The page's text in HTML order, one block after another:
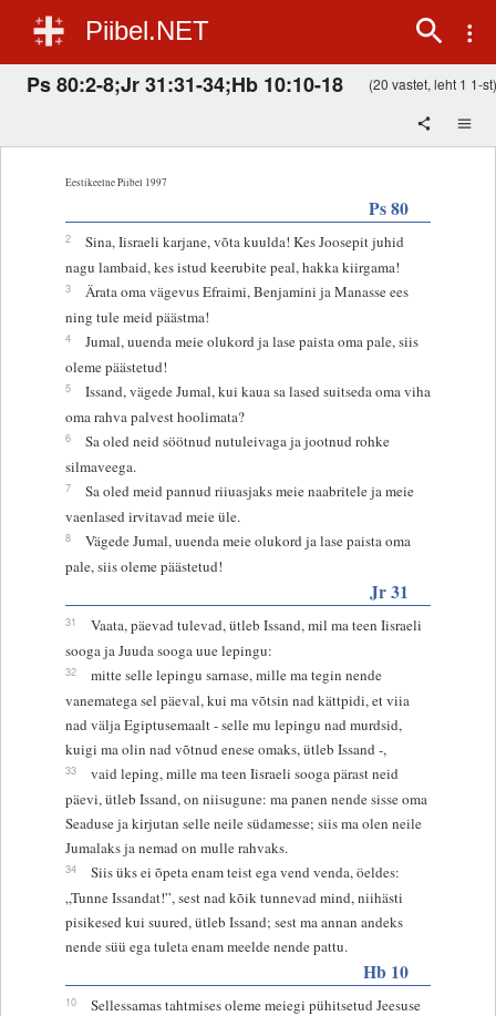
Piibel.NET
Ps 80:2-8;Jr 31:31-34;Hb 10:10-18 (20 vastet, leht 1 1-st)
Eestikeelne Piibel 1997
Ps 80
2
Sina, Iisraeli karjane, võta kuulda! Kes Joosepit juhid
nagu lambaid, kes istud keerubite peal, hakka kiirgama!
3
Ärata oma vägevus Efraimi, Benjamini ja Manasse ees
ning tule meid päästma!
4
Jumal, uuenda meie olukord ja lase paista oma pale, siis
oleme päästetud!
5
Issand, vägede Jumal, kui kaua sa lased suitseda oma viha
oma rahva palvest hoolimata?
6
Sa oled neid söötnud nutuleivaga ja jootnud rohke
silmaveega.
7
Sa oled meid pannud riiuasjaks meie naabritele ja meie
vaenlased irvitavad meie üle.
8
Vägede Jumal, uuenda meie olukord ja lase paista oma
pale, siis oleme päästetud!
Jr 31
31
Vaata, päevad tulevad, ütleb Issand, mil ma teen Iisraeli
sooga ja Juuda sooga uue lepingu:
32
mitte selle lepingu sarnase, mille ma tegin nende
vanematega sel päeval, kui ma võtsin nad kättpidi, et viia
nad välja Egiptusemaalt - selle mu lepingu nad murdsid,
kuigi ma olin nad võtnud enese omaks, ütleb Issand -,
33
vaid leping, mille ma teen Iisraeli sooga pärast neid
päevi, ütleb Issand, on niisugune: ma panen nende sisse oma
Seaduse ja kirjutan selle neile südamesse; siis ma olen neile
Jumalaks ja nemad on mulle rahvaks.
34
Siis üks ei õpeta enam teist ega vend venda, öeldes:
„Tunne Issandat!”, sest nad kõik tunnevad mind, niihästi
pisikesed kui suured, ütleb Issand; sest ma annan andeks
nende süü ega tuleta enam meelde nende pattu.
Hb 10
10
Sellessamas tahtmises oleme meiegi pühitsetud Jeesuse